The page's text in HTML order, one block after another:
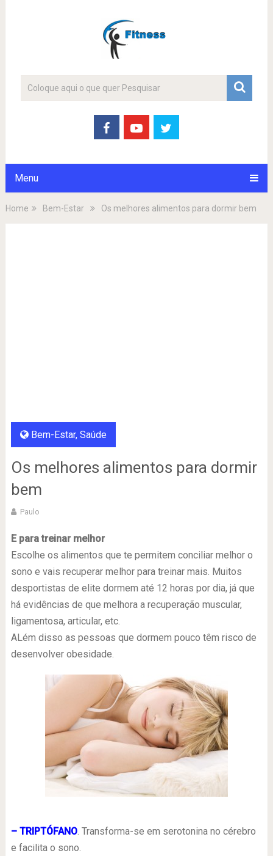
Menu
Home Bem-Estar Os melhores alimentos para dormir bem
Bem-Estar, Saúde
Os melhores alimentos para dormir
bem
Paulo
E para treinar melhor
Escolhe os alimentos que te permitem conciliar melhor o
sono e vais recuperar melhor para treinar mais. Muitos
desportistas de elite dormem até 12 horas por dia, já que
há evidências de que melhora a recuperação muscular,
ligamentosa, articular, etc.
ALém disso as pessoas que dormem pouco têm risco de
desenvolver obesidade.
– TRIPTÓFANO. Transforma-se em serotonina no cérebro
e facilita o sono.